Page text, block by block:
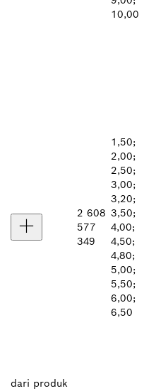
10,00
2 608
577
349
1,50;
2,00;
2,50;
3,00;
3,20;
3,50;
4,00;
4,50;
4,80;
5,00;
5,50;
6,00;
6,50
dari produk